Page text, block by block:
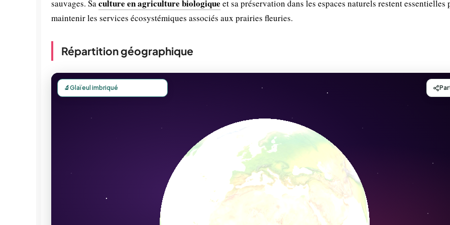
sauvages. Saculture en agriculture biologique et sa préservation dans les espaces naturels restent essentielles
maintenir les services écosystémiques associés aux prairies fleuries.
Répartition géographique